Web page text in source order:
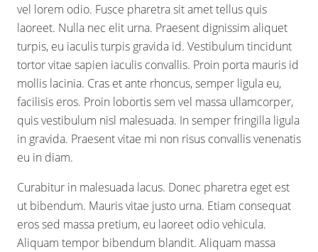
vel lorem odio. Fusce pharetra sit amet tellus quis
laoreet. Nulla nec elit urna. Praesent dignissim aliquet
turpis, eu iaculis turpis gravida id. Vestibulum tincidunt
tortor vitae sapien iaculis convallis. Proin porta mauris id
mollis lacinia. Cras et ante rhoncus, semper ligula eu,
facilisis eros. Proin lobortis sem vel massa ullamcorper,
quis vestibulum nisl malesuada. In semper fringilla ligula
in gravida. Praesent vitae mi non risus convallis venenatis
eu in diam.
Curabitur in malesuada lacus. Donec pharetra eget est
ut bibendum. Mauris vitae justo urna. Etiam consequat
eros sed massa pretium, eu laoreet odio vehicula.
Aliquam tempor bibendum blandit. Aliquam massa